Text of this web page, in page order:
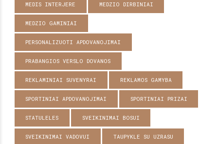
MEDIS INTERJERE MEDZIO DIRBINIAI
MEDZIO GAMINIAI
PERSONALIZUOTI APDOVANOJIMAI
PRABANGIOS VERSLO DOVANOS
REKLAMINIAI SUVENYRAI REKLAMOS GAMYBA
SPORTINIAI APDOVANOJIMAI SPORTINIAI PRIZAI
STATULELES SVEIKINIMAI BOSUI
SVEIKINIMAI VADOVUI TAUPYKLE SU UZRASU